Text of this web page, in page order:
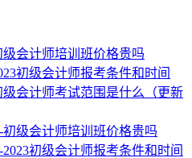
会计师培训班价格贵吗
初级会计师报考条件和时间
会计师考试范围是什么（更新
级会计师培训班价格贵吗
初级会计师报考条件和时间